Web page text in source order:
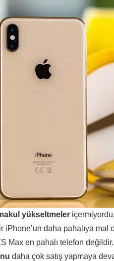
yükseltmeler
daha pahalıya mal
en pahalı telefon değildir.
daha çok satış yapmaya